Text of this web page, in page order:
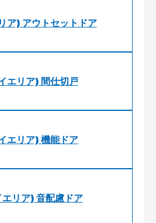
ア) アウトセットドア
エリア) 間仕切戸
エリア) 機能ドア
リア) 音配慮ドア